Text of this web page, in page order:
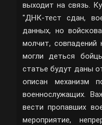
выходит на связь.
"ДНК-тест сдан,
данных, но
молчит, совпадений
могли деться
статье будут даны
описан механизм
военнослужащих.
вести пропавших
мероприятие,